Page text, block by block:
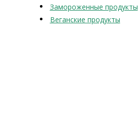
Замороженные продукты
Веганские продукты